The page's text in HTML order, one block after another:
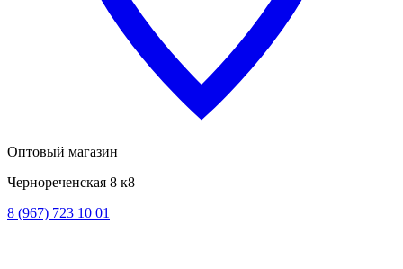
Оптовый магазин
Чернореченская 8 к8
8 (967) 723 10 01